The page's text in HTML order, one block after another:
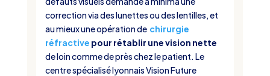
correction via des lunettes ou des lentilles, et
au mieux une opération de chirurgie
réfractive pour rétablir une vision nette
de loin comme de près chez le patient. Le
centre spécialisé lyonnais Vision Future